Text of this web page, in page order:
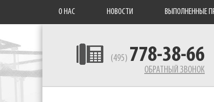
О НАС НОВОСТИ ВЫПОЛНЕННЫЕ
(495) 778-38-66
ОБРАТНЫЙ ЗВОНОК